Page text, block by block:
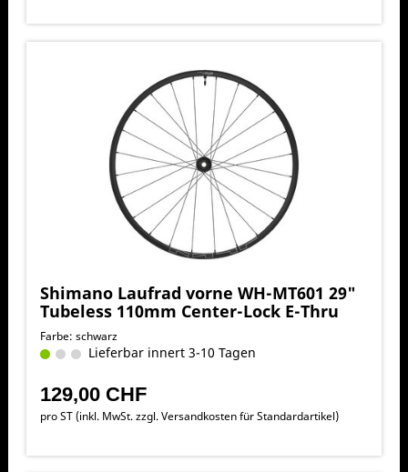
Shimano Laufrad vorne WH-MT601 29"
Tubeless 110mm Center-Lock E-Thru
Farbe: schwarz
Lieferbar innert 3-10 Tagen
129,00 CHF
pro ST (inkl. MwSt. zzgl.Versandkosten für Standardartikel)